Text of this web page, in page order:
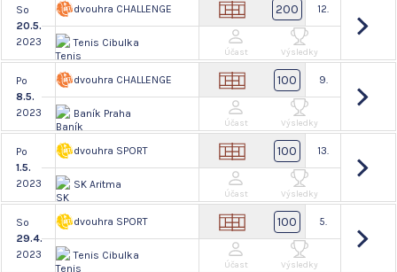
So
20.5.
2023
dvouhra CHALLENGE
Tenis Cibulka
200 12.
Účast Výsledky
Po
8.5.
2023
dvouhra CHALLENGE
Baník Praha
100 9.
Účast Výsledky
Po
1.5.
2023
dvouhra SPORT
SK Aritma
100 13.
Účast Výsledky
So
29.4.
2023
dvouhra SPORT
Tenis Cibulka
100 5.
Účast Výsledky